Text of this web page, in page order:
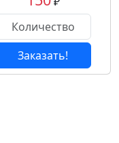
Заказать!